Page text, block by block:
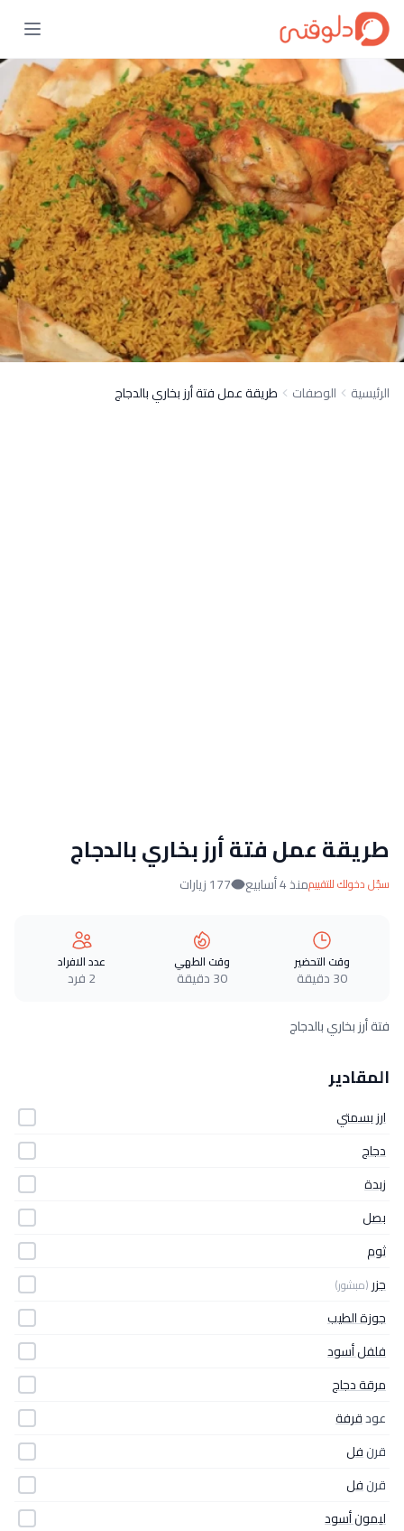
الرئيسية الوصفات طريقة عمل فتة أرز بخاري بالدجاج
طريقة عمل فتة أرز بخاري بالدجاج
سجّل دخولك للتقييممنذ 4 أسابيع 177 زيارات
وقت التحضير
30 دقيقة
وقت الطهي
30 دقيقة
عدد الافراد
2 فرد
فتة أرز بخاري بالدجاج
المقادير
ارز بسمتي
دجاج
زبدة
بصل
ثوم
جزر (مبشور)
جوزة الطيب
فلفل أسود
مرقة دجاج
عودقرفة
قرنفل
قرنفل
ليمون أسود